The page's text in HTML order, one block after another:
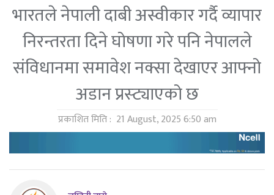
भारतले नेपाली दाबी अस्वीकार गर्दै व्यापार
निरन्तरता दिने घोषणा गरे पनि नेपालले
संविधानमा समावेश नक्सा देखाएर आफ्नो
अडान प्रस्ट्याएको छ
प्रकाशित मिति : 21 August, 2025 6:50 am